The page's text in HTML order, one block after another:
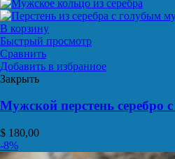
В корзину
Быстрый просмотр
Сравнить
Добавить в избранное
Закрыть
Мужской перстень серебро
$ 180,00
-8%